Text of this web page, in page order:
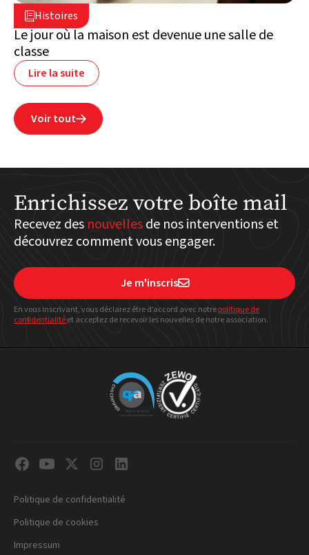
 Histoires
2 juillet 2026
Liban
Le jour où la maison est devenue une salle de
classe
Lire la suite
Voir tout
Enrichissez votre boîte mail
Recevez des nouvellesde nos interventions et
découvrez comment vous engager.
Je m'inscris
En vous inscrivant, vous déclarez être d’accord avec notrepolitiquede
confidentialitéet acceptez de recevoir les nouvelles de notre association.
Politique de confidentialité
Politique de cookies
Impressum